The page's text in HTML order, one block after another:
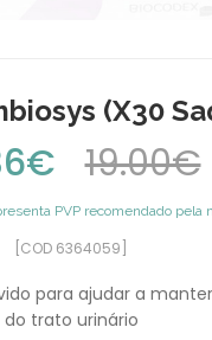
(x30
19.00€
PVP recomendado pela
[COD 6364059]
para ajudar a
do trato urinário